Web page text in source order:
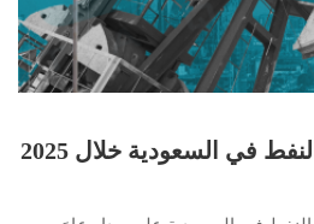
توقعات الطلب على النفط في السعودية خلال 2025